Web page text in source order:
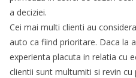
a deciziei.
Cei mai multi clienti au
auto ca fiind prioritare. Daca la
experienta placuta in relatia cu
clientii sunt multumiti si revin cu